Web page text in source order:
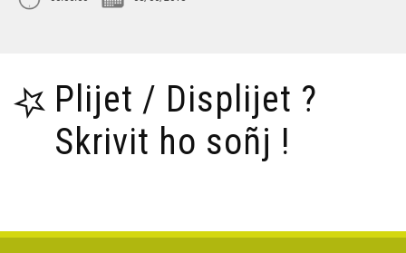
Plijet / Displijet ?
Skrivit ho soñj !